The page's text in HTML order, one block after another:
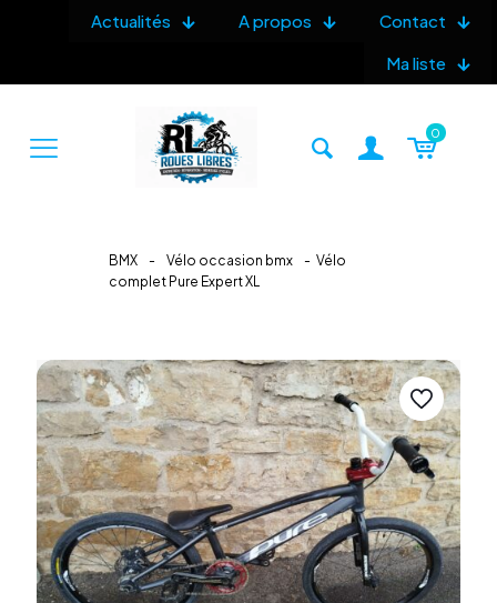
Actualités A propos
Contact
Ma liste
0
BMX - Vélo occasion bmx - Vélo
complet Pure Expert XL